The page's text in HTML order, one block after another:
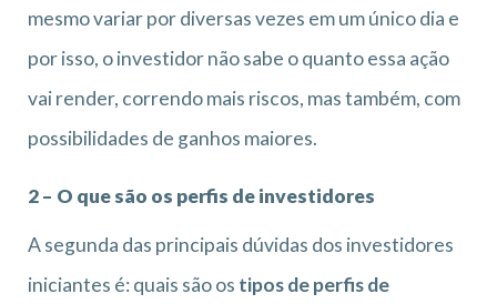
mesmo variar por diversas vezes em um único dia e
por isso, o investidor não sabe o quanto essa ação
vai render, correndo mais riscos, mas também, com
possibilidades de ganhos maiores.
2 – O que são os perfis de investidores
A segunda das principais dúvidas dos investidores
iniciantes é: quais são os tipos de perfis de